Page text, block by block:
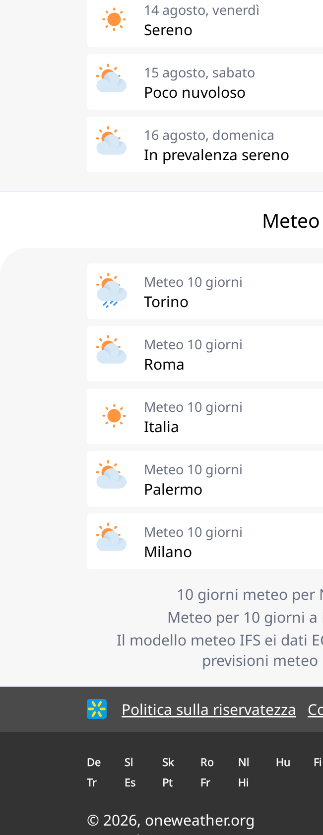
14 agosto, venerdì
Sereno
15 agosto, sabato
Poco nuvoloso
16 agosto, domenica
In prevalenza sereno
Meteo 10 giorni
Torino
Meteo 10 giorni
Roma
Meteo 10 giorni
Italia
Meteo 10 giorni
Palermo
Meteo 10 giorni
Milano
10 giorni meteo per
Meteo per 10 giorni a
Il modello meteo IFS ei dati
previsioni
Politica sulla riservatezza
De Sl Sk Ro Nl Hu Fi
Tr
Es Pt Fr Hi
© 2026, oneweather.org